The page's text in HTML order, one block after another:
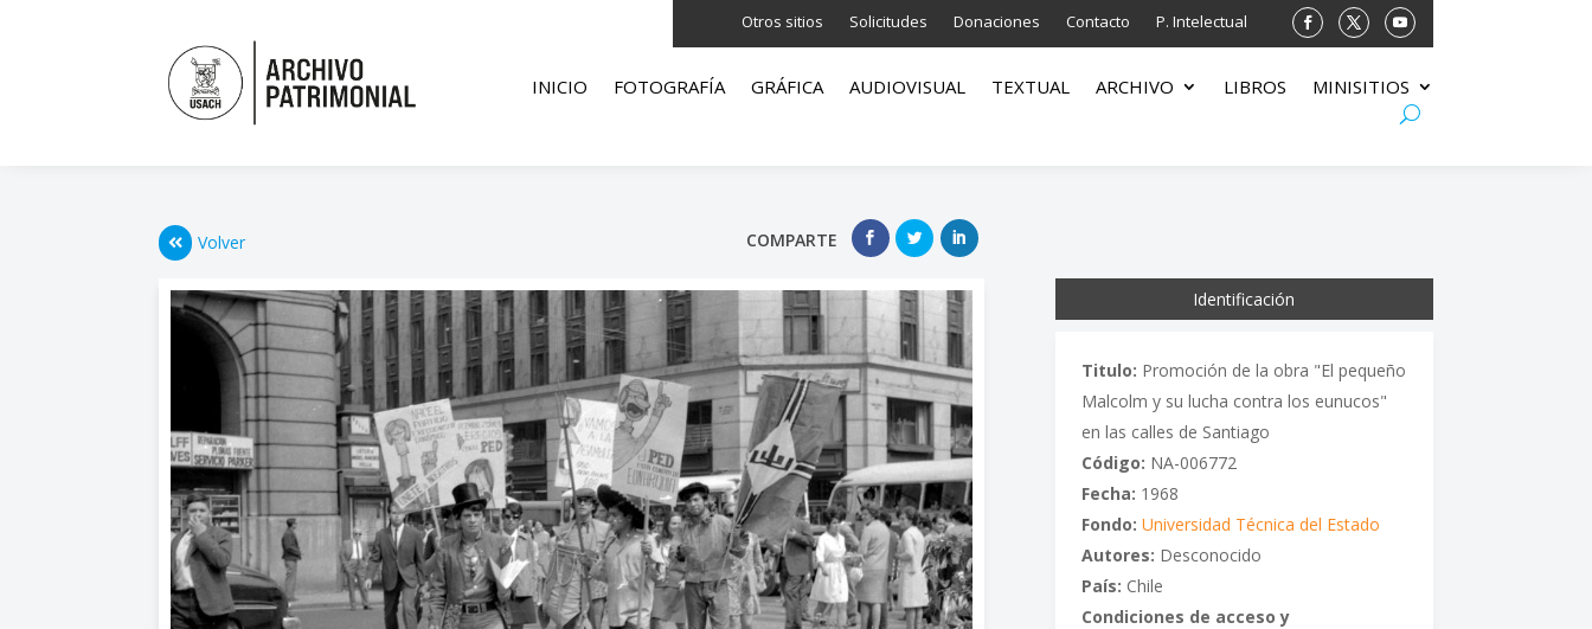
Otros sitios Solicitudes Donaciones Contacto P. Intelectual
INICIO FOTOGRAFÍA GRÁFICA AUDIOVISUAL TEXTUAL ARCHIVO LIBROS MINISITIOS
Volver COMPARTE
Identificación
Titulo: Promoción de la obra "El pequeño
Malcolm y su lucha contra los eunucos"
en las calles de Santiago
Código: NA-006772
Fecha: 1968
Fondo: Universidad Técnica del Estado
Autores: Desconocido
País: Chile
Condiciones de acceso y